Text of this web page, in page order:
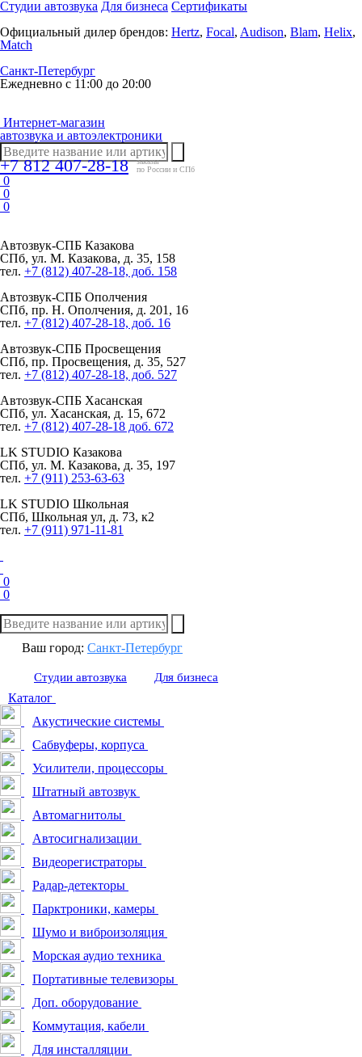
Студии автозвука Для бизнеса Сертификаты
Официальный дилер брендов: Hertz, Focal, Audison, Blam, Helix,
Match
Санкт-Петербург
Ежедневно с 11:00 до 20:00
Интернет-магазин
автозвука и автоэлектроники
+7 812 407-28-18
заказы
по России и СПб
0
0
0
Автозвук-СПБ Казакова
СПб, ул. М. Казакова, д. 35, 158
тел. +7 (812) 407-28-18, доб. 158
Автозвук-СПБ Ополчения
СПб, пр. Н. Ополчения, д. 201, 16
тел. +7 (812) 407-28-18, доб. 16
Автозвук-СПБ Просвещения
СПб, пр. Просвещения, д. 35, 527
тел. +7 (812) 407-28-18, доб. 527
Автозвук-СПБ Хасанская
СПб, ул. Хасанская, д. 15, 672
тел. +7 (812) 407-28-18 доб. 672
LK STUDIO Казакова
СПб, ул. М. Казакова, д. 35, 197
тел. +7 (911) 253-63-63
LK STUDIO Школьная
СПб, Школьная ул, д. 73, к2
тел. +7 (911) 971-11-81
0
0
Ваш город: Санкт-Петербург
Студии автозвука Для бизнеса
Каталог
Акустические системы
Сабвуферы, корпуса
Усилители, процессоры
Штатный автозвук
Автомагнитолы
Автосигнализации
Видеорегистраторы
Радар-детекторы
Парктроники, камеры
Шумо и виброизоляция
Морская аудио техника
Портативные телевизоры
Доп. оборудование
Коммутация, кабели
Для инсталляции